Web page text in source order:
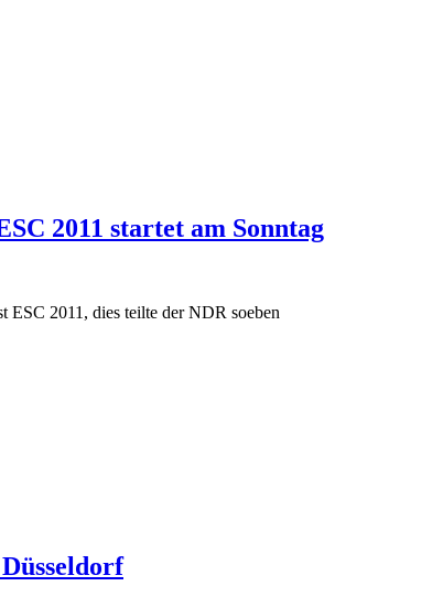
2011 startet am Sonntag
ESC 2011, dies teilte der NDR soeben